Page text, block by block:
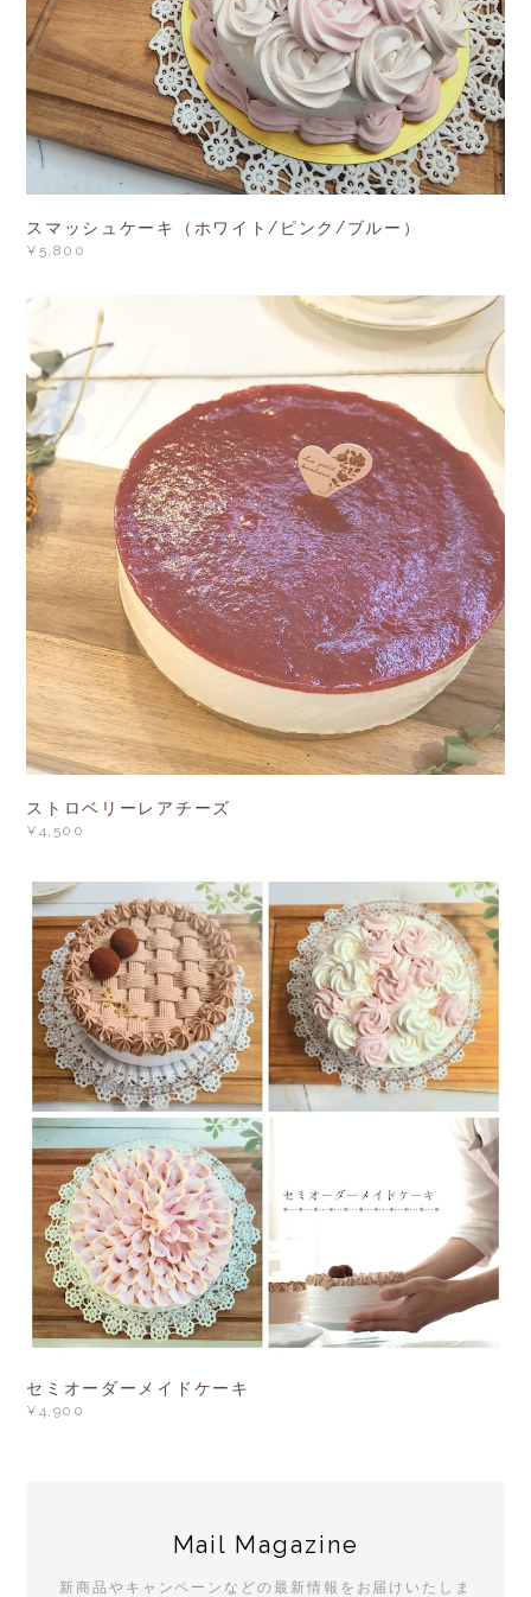
スマッシュケーキ（ホワイト/ピンク/ブルー）
¥5,800
ストロベリーレアチーズ
¥4,500
セミオーダーメイドケーキ
¥4,900
Mail Magazine
新商品やキャンペーンなどの最新情報をお届けいたしま